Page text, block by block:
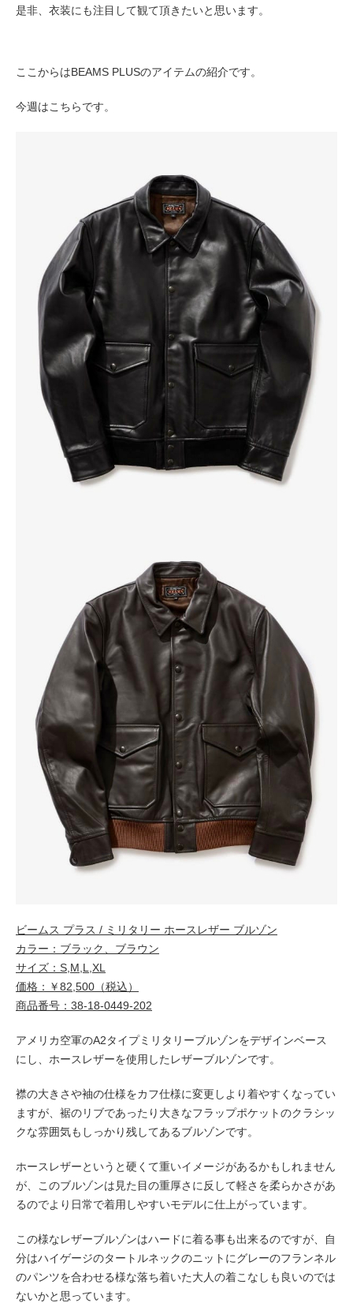
是非、衣装にも注目して観て頂きたいと思います。
ここからはBEAMS PLUSのアイテムの紹介です。
今週はこちらです。
ビームス プラス / ミリタリー ホースレザー ブルゾン
カラー：ブラック、ブラウン
サイズ：S,M,L,XL
価格：￥82,500（税込）
商品番号：38-18-0449-202
アメリカ空軍のA2タイプミリタリーブルゾンをデザインベース
にし、ホースレザーを使用したレザーブルゾンです。
襟の大きさや袖の仕様をカフ仕様に変更しより着やすくなってい
ますが、裾のリブであったり大きなフラップポケットのクラシッ
クな雰囲気もしっかり残してあるブルゾンです。
ホースレザーというと硬くて重いイメージがあるかもしれません
が、このブルゾンは見た目の重厚さに反して軽さを柔らかさがあ
るのでより日常で着用しやすいモデルに仕上がっています。
この様なレザーブルゾンはハードに着る事も出来るのですが、自
分はハイゲージのタートルネックのニットにグレーのフランネル
のパンツを合わせる様な落ち着いた大人の着こなしも良いのでは
ないかと思っています。